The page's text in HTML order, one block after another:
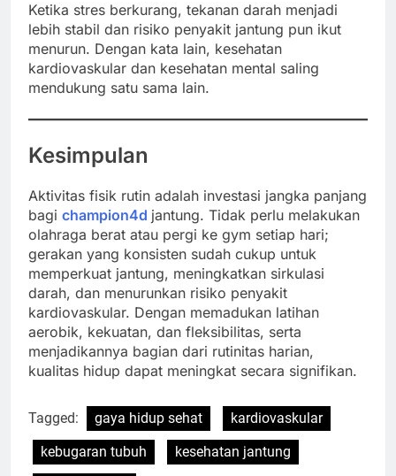
Ketika stres berkurang, tekanan darah menjadi
lebih stabil dan risiko penyakit jantung pun ikut
menurun. Dengan kata lain, kesehatan
kardiovaskular dan kesehatan mental saling
mendukung satu sama lain.
Kesimpulan
Aktivitas fisik rutin adalah investasi jangka panjang
bagi champion4d jantung. Tidak perlu melakukan
olahraga berat atau pergi ke gym setiap hari;
gerakan yang konsisten sudah cukup untuk
memperkuat jantung, meningkatkan sirkulasi
darah, dan menurunkan risiko penyakit
kardiovaskular. Dengan memadukan latihan
aerobik, kekuatan, dan fleksibilitas, serta
menjadikannya bagian dari rutinitas harian,
kualitas hidup dapat meningkat secara signifikan.
Tagged: gaya hidup sehat
kardiovaskular
kebugaran tubuh
kesehatan jantung